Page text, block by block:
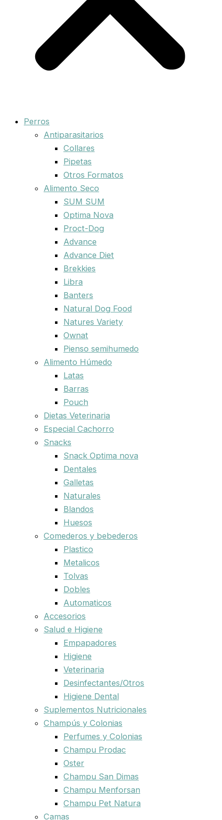
Perros
Antiparasitarios
Collares
Pipetas
Otros Formatos
Alimento Seco
SUM SUM
Optima Nova
Proct-Dog
Advance
Advance Diet
Brekkies
Libra
Banters
Natural Dog Food
Natures Variety
Ownat
Pienso semihumedo
Alimento Húmedo
Latas
Barras
Pouch
Dietas Veterinaria
Especial Cachorro
Snacks
Snack Optima nova
Dentales
Galletas
Naturales
Blandos
Huesos
Comederos y bebederos
Plastico
Metalicos
Tolvas
Dobles
Automaticos
Accesorios
Salud e Higiene
Empapadores
Higiene
Veterinaria
Desinfectantes/Otros
Higiene Dental
Suplementos Nutricionales
Champús y Colonias
Perfumes y Colonias
Champu Prodac
Oster
Champu San Dimas
Champu Menforsan
Champu Pet Natura
Camas